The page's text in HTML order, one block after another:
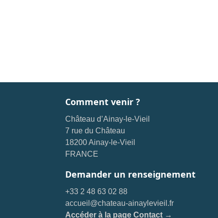
Comment venir ?
Château d’Ainay-le-Vieil
7 rue du Château
18200 Ainay-le-Vieil
FRANCE
Demander un renseignement
+33 2 48 63 02 88
accueil@chateau-ainaylevieil.fr
Accéder à la page Contact →